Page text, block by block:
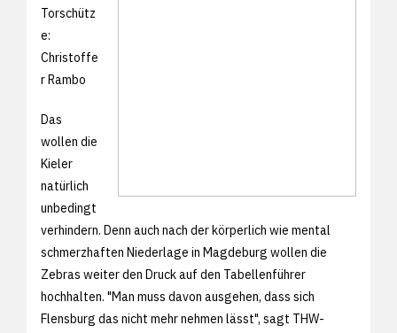
Torschütz
e:
Christoffe
r Rambo
Das
wollen die
Kieler
natürlich
unbedingt
verhindern. Denn auch nach der körperlich wie mental
schmerzhaften Niederlage in Magdeburg wollen die
Zebras weiter den Druck auf den Tabellenführer
hochhalten. "Man muss davon ausgehen, dass sich
Flensburg das nicht mehr nehmen lässt", sagt THW-